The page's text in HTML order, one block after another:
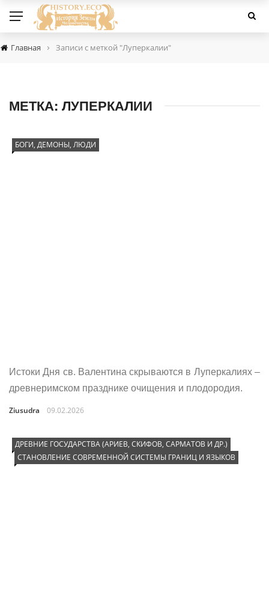
Главная › Записи с меткой "Луперкалии"
МЕТКА: ЛУПЕРКАЛИИ
БОГИ, ДЕМОНЫ, ЛЮДИ
Истоки Дня св. Валентина скрываются в Луперкалиях –
древнеримском празднике очищения и плодородия.
Ziusudra 09.02.2026
ДРЕВНИЕ ГОСУДАРСТВА (АРИЕВ, СКИФОВ, САРМАТОВ И ДР.)
СТАНОВЛЕНИЕ СОВРЕМЕННОЙ СИСТЕМЫ ГРАНИЦ И ЯЗЫКОВ